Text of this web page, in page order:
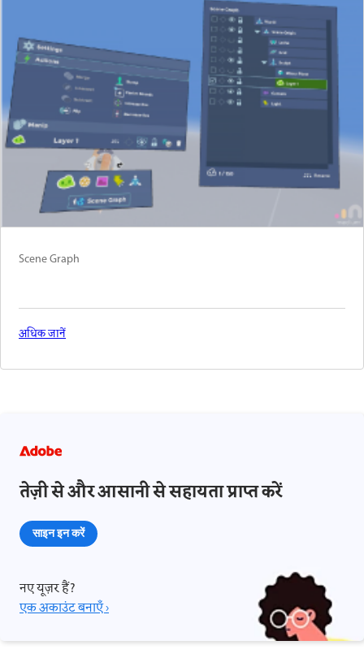
Scene Graph
अधिक जानें
तेज़ी से और आसानी से सहायता प्राप्त करें
साइन इन करें
नए यूज़र हैं?
एक अकाउंट बनाएँ ›